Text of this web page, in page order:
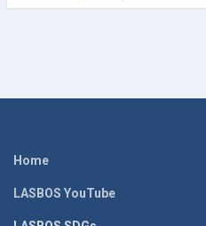
Home
LASBOS YouTube